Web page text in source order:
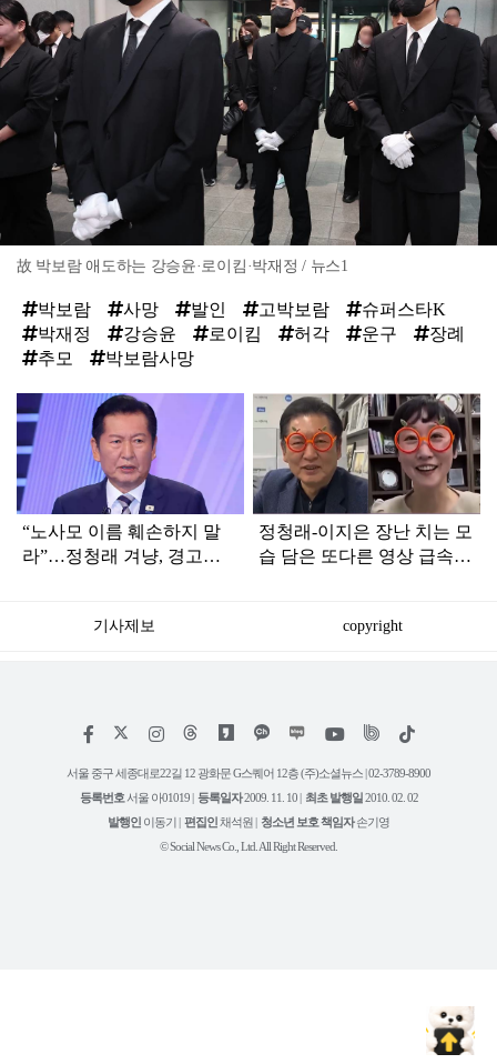
故 박보람 애도하는 강승윤·로이킴·박재정 / 뉴스1
박보람 사망 발인 고박보람
슈퍼스타K
박재정
강승윤 로이킴 허각 운구
장례
추모
박보람사망
탑
라
인
“노사모 이름 훼손하지 말
라”…정청래 겨냥, 경고장
정청래-이지은 장난 치는 모
습 담은 또다른 영상 급속
기사제보 copyright
페
스
인
타
램
위
트
유
튜
틱
서울 중구 세종대로22길 12 광화문 G스퀘어 12층 (주)소셜뉴스 | 02-3789-8900
등록번호 서울 아01019 | 등록일자2009. 11. 10 | 최초 발행일2010. 02. 02
발행인 이동기 | 편집인채석원 | 청소년 보호 책임자손기영
© Social News Co., Ltd. All Right Reserved.